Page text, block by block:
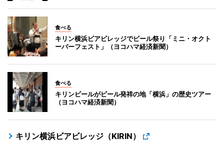
食べる
キリン横浜ビアビレッジでビール祭り「ミニ・オクト
ーバーフェスト」（ヨコハマ経済新聞）
食べる
キリンビールがビール発祥の地「横浜」の歴史ツアー
（ヨコハマ経済新聞）
キリン横浜ビアビレッジ（KIRIN）